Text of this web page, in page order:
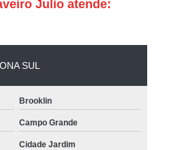
Julio atende:
SUL
Brooklin
Campo Grande
Cidade Jardim